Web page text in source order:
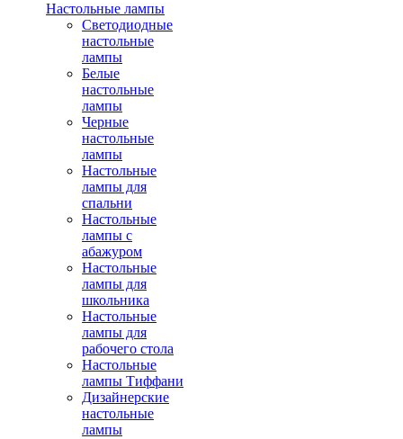
Настольные лампы
Светодиодные
настольные
лампы
Белые
настольные
лампы
Черные
настольные
лампы
Настольные
лампы для
спальни
Настольные
лампы с
абажуром
Настольные
лампы для
школьника
Настольные
лампы для
рабочего стола
Настольные
лампы Тиффани
Дизайнерские
настольные
лампы